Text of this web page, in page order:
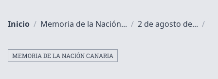
Inicio / Memoria de la Nación... / 2 de agosto de... /
MEMORIA DE LA NACIÓN CANARIA